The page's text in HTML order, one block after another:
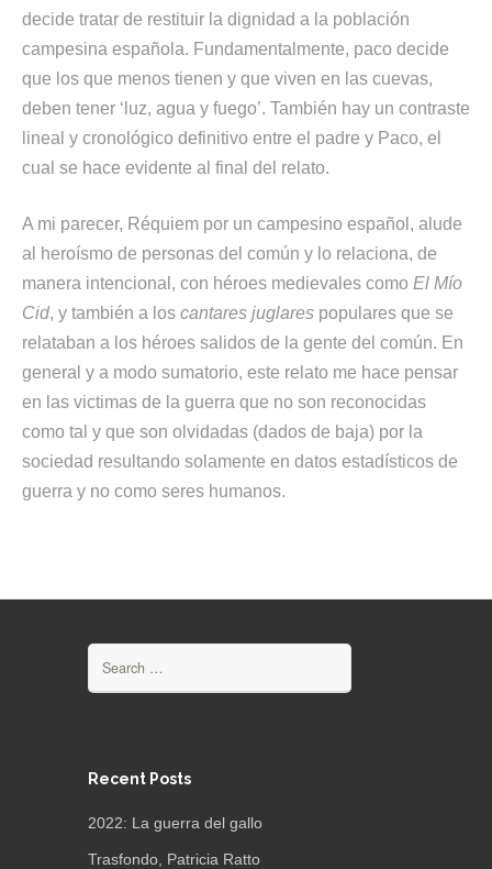
decide tratar de restituir la dignidad a la población
campesina española. Fundamentalmente, paco decide
que los que menos tienen y que viven en las cuevas,
deben tener ‘luz, agua y fuego’. También hay un contraste
lineal y cronológico definitivo entre el padre y Paco, el
cual se hace evidente al final del relato.
A mi parecer, Réquiem por un campesino español, alude
al heroísmo de personas del común y lo relaciona, de
manera intencional, con héroes medievales como El Mío
Cid, y también a los cantares juglares populares que se
relataban a los héroes salidos de la gente del común. En
general y a modo sumatorio, este relato me hace pensar
en las victimas de la guerra que no son reconocidas
como tal y que son olvidadas (dados de baja) por la
sociedad resultando solamente en datos estadísticos de
guerra y no como seres humanos.
Recent Posts
2022: La guerra del gallo
Trasfondo, Patricia Ratto